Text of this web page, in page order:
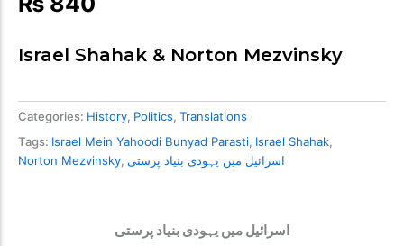
Israel Shahak & Norton Mezvinsky
Categories: History, Politics, Translations
Tags: Israel Mein Yahoodi Bunyad Parasti, Israel Shahak,
Norton Mezvinsky, اسرائیل میں یہودی بنیاد پرستی
اسرائیل میں یہودی بنیاد پرستی